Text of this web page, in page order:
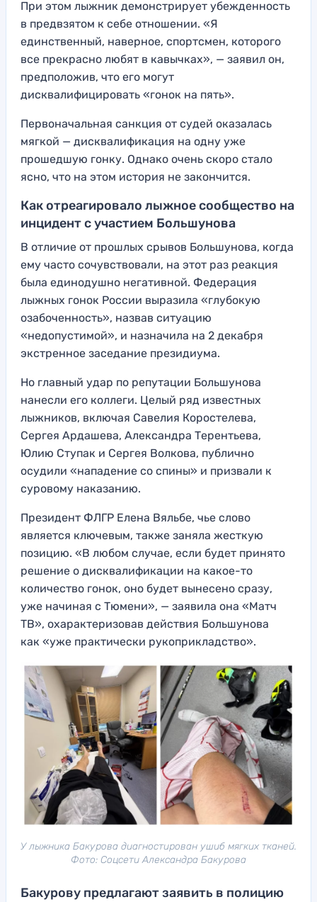
При этом лыжник демонстрирует убежденность
в предвзятом к себе отношении. «Я
единственный, наверное, спортсмен, которого
все прекрасно любят в кавычках», — заявил он,
предположив, что его могут
дисквалифицировать «гонок на пять».
Первоначальная санкция от судей оказалась
мягкой — дисквалификация на одну уже
прошедшую гонку. Однако очень скоро стало
ясно, что на этом история не закончится.
Как отреагировало лыжное сообщество на
инцидент с участием Большунова
В отличие от прошлых срывов Большунова, когда
ему часто сочувствовали, на этот раз реакция
была единодушно негативной. Федерация
лыжных гонок России выразила «глубокую
озабоченность», назвав ситуацию
«недопустимой», и назначила на 2 декабря
экстренное заседание президиума.
Но главный удар по репутации Большунова
нанесли его коллеги. Целый ряд известных
лыжников, включая Савелия Коростелева,
Сергея Ардашева, Александра Терентьева,
Юлию Ступак и Сергея Волкова, публично
осудили «нападение со спины» и призвали к
суровому наказанию.
Президент ФЛГР Елена Вяльбе, чье слово
является ключевым, также заняла жесткую
позицию. «В любом случае, если будет принято
решение о дисквалификации на какое-то
количество гонок, оно будет вынесено сразу,
уже начиная с Тюмени», — заявила она «Матч
ТВ», охарактеризовав действия Большунова
как «уже практически рукоприкладство».
У лыжника Бакурова диагностирован ушиб мягких тканей.
Фото: Соцсети Александра Бакурова
Бакурову предлагают заявить в полицию